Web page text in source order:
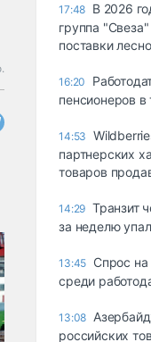
17:48 В 2026
группа
поставки
16:20
пенсионеров в
14:53
партнерских
товаров
14:29 Транзит
за неделю
13:45 Спрос
среди
13:08
российских